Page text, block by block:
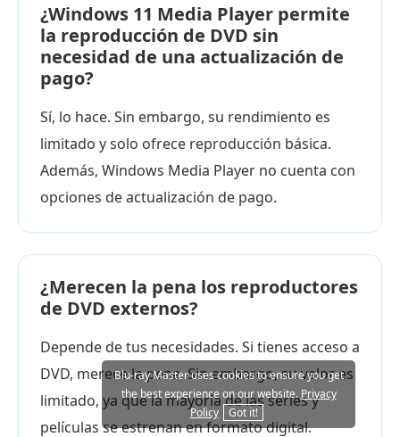
¿Windows 11 Media Player permite
la reproducción de DVD sin
necesidad de una actualización de
pago?
Sí, lo hace. Sin embargo, su rendimiento es
limitado y solo ofrece reproducción básica.
Además, Windows Media Player no cuenta con
opciones de actualización de pago.
¿Merecen la pena los reproductores
de DVD externos?
Depende de tus necesidades. Si tienes acceso a
DVD, merece la pena. Sin embargo, su valor es
limitado, ya que la mayoría de las series y
películas se estrenan en formato digital.
Blu-ray Master uses cookies to ensure you get
the best experience on our website. Privacy
Policy
Got it!